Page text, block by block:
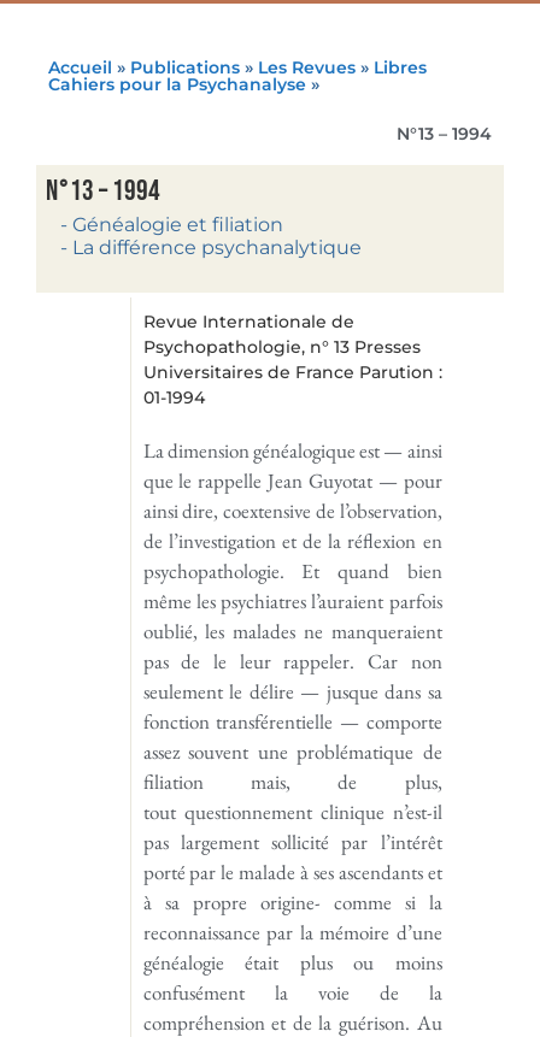
Accueil » Publications » Les Revues » Libres
Cahiers pour la Psychanalyse »
N°13 – 1994
N°13 – 1994
- Généalogie et filiation
- La différence psychanalytique
Revue Internationale de
Psychopathologie, n° 13 Presses
Universitaires de France Parution :
01-1994
La dimension généalogique est — ainsi
que le rappelle Jean Guyotat — pour
ainsi dire, coextensive de l’observation,
de l’investigation et de la réflexion en
psychopathologie. Et quand bien
même les psychiatres l’auraient parfois
oublié, les malades ne manqueraient
pas de le leur rappeler. Car non
seulement le délire — jusque dans sa
fonction transférentielle — comporte
assez souvent une problématique de
filiation mais, de plus,
tout questionnement clinique n’est-il
pas largement sollicité par l’intérêt
porté par le malade à ses ascendants et
à sa propre origine- comme si la
reconnaissance par la mémoire d’une
généalogie était plus ou moins
confusément la voie de la
compréhension et de la guérison. Au